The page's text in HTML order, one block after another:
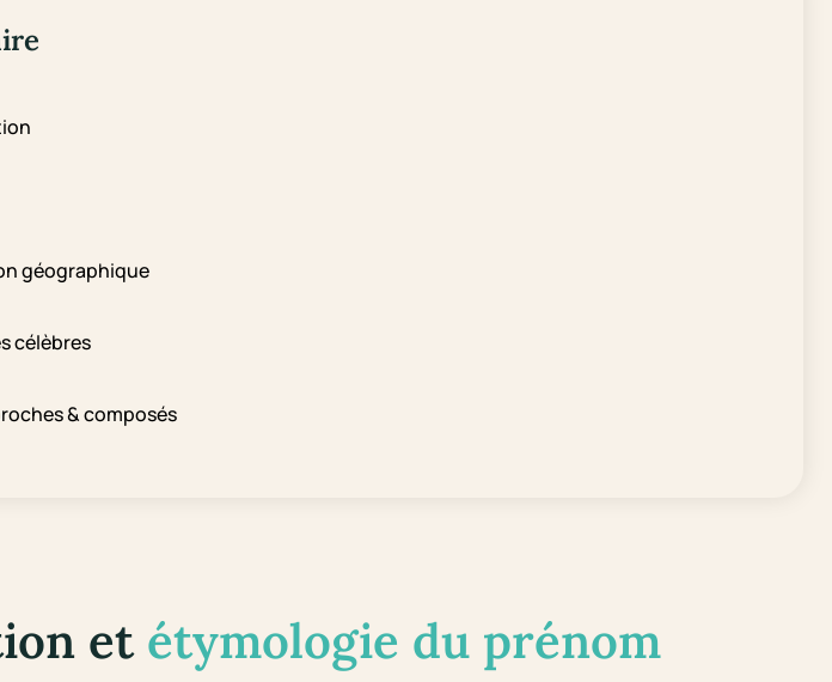
géographique
célèbres
& composés
et étymologie du prénom